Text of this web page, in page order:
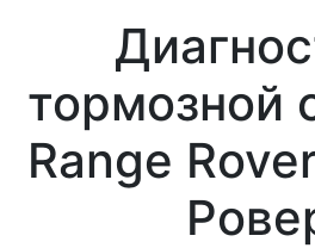
тормозной
Range